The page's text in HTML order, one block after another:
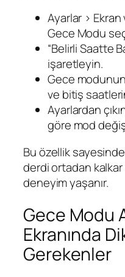
Ayarlar >
Gece Modu
“Belirli Saatte
işaretleyin.
Gece
ve bitiş
Ayarlardan
göre mod
Bu özellik
derdi ortadan
deneyim yaşanır.
Gece Modu
Ekranında
Gerekenler